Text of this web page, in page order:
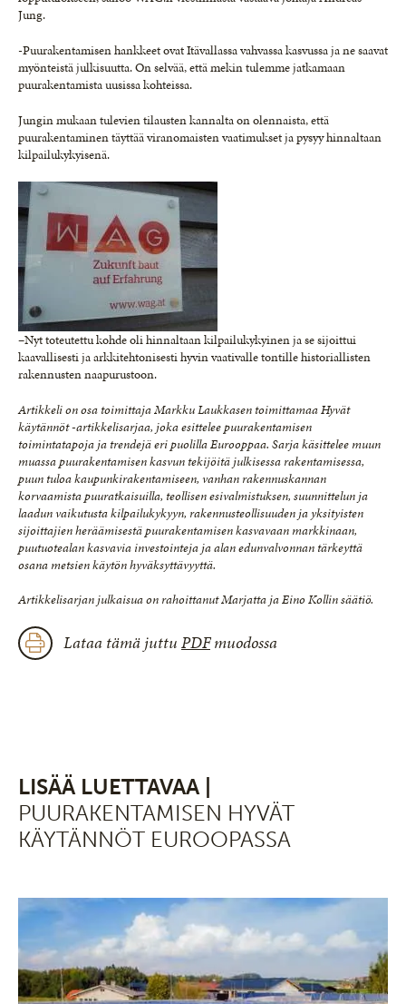
Jung.
-Puurakentamisen hankkeet ovat Itävallassa vahvassa kasvussa ja ne saavat
myönteistä julkisuutta. On selvää, että mekin tulemme jatkamaan
puurakentamista uusissa kohteissa.
Jungin mukaan tulevien tilausten kannalta on olennaista, että
puurakentaminen täyttää viranomaisten vaatimukset ja pysyy hinnaltaan
kilpailukykyisenä.
–Nyt toteutettu kohde oli hinnaltaan kilpailukykyinen ja se sijoittui
kaavallisesti ja arkkitehtonisesti hyvin vaativalle tontille historiallisten
rakennusten naapurustoon.
Artikkeli on osa toimittaja Markku Laukkasen toimittamaa Hyvät
käytännöt -artikkelisarjaa, joka esittelee puurakentamisen
toimintatapoja ja trendejä eri puolilla Eurooppaa. Sarja käsittelee muun
muassa puurakentamisen kasvun tekijöitä julkisessa rakentamisessa,
puun tuloa kaupunkirakentamiseen, vanhan rakennuskannan
korvaamista puuratkaisuilla, teollisen esivalmistuksen, suunnittelun ja
laadun vaikutusta kilpailukykyyn, rakennusteollisuuden ja yksityisten
sijoittajien heräämisestä puurakentamisen kasvavaan markkinaan,
puutuotealan kasvavia investointeja ja alan edunvalvonnan tärkeyttä
osana metsien käytön hyväksyttävyyttä.
Artikkelisarjan julkaisua on rahoittanut Marjatta ja Eino Kollin säätiö.
Lataa tämä juttu PDFmuodossa
LISÄÄ LUETTAVAA |
PUURAKENTAMISEN HYVÄT
KÄYTÄNNÖT EUROOPASSA